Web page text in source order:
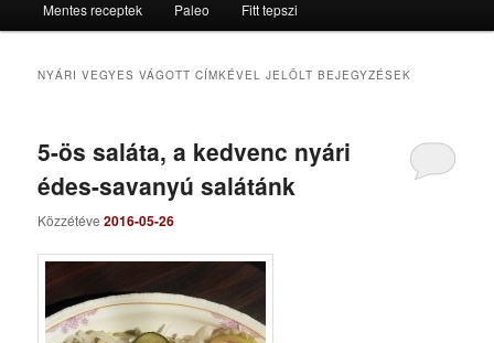
az
elsődleges
a
másodlagos
Mentes receptek Paleo Fitt tepszi
NYÁRI VEGYES VÁGOTT CÍMKÉVEL JELÖLT BEJEGYZÉSEK
5-ös saláta, a kedvenc nyári
édes-savanyú salátánk
Közzétéve2016-05-26